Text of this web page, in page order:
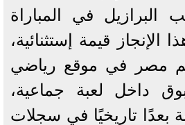
البرازيل في المباراة
الإنجاز قيمة إستثنائية،
مصر في موقع رياضي
داخل لعبة جماعية،
بعدًا تاريخيًا في سجلات